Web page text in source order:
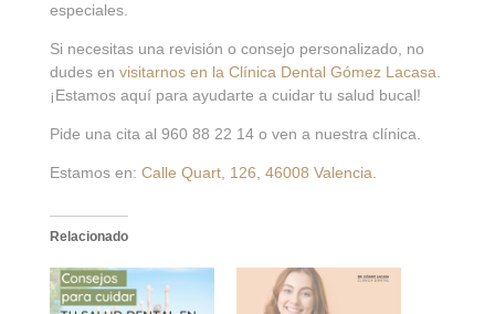
especiales.
Si necesitas una revisión o consejo personalizado, no
dudes en visitarnos en la Clínica Dental Gómez Lacasa.
¡Estamos aquí para ayudarte a cuidar tu salud bucal!
Pide una cita al 960 88 22 14 o ven a nuestra clínica.
Estamos en: Calle Quart, 126, 46008 Valencia.
Relacionado